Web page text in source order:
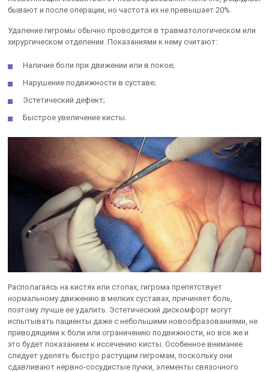
бывают и после операции, но частота их не превышает 20%.
Удаление гигромы обычно проводится в травматологическом или
хирургическом отделении. Показаниями к нему считают:
Наличие боли при движении или в покое;
Нарушение подвижности в суставе;
Эстетический дефект;
Быстрое увеличение кисты.
Располагаясь на кистях или стопах, гигрома препятствует
нормальному движению в мелких суставах, причиняет боль,
поэтому лучше ее удалить. Эстетический дискомфорт могут
испытывать пациенты даже с небольшими новообразованиями, не
приводящими к боли или ограничению подвижности, но все же и
это будет показанием к иссечению кисты. Особенное внимание
следует уделять быстро растущим гигромам, поскольку они
сдавливают нервно-сосудистые пучки, элементы связочного